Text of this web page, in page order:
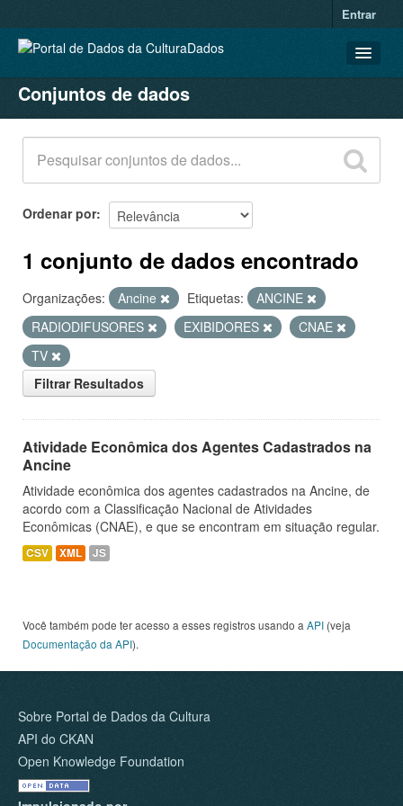
Entrar
CONJUNTOS DE DADOS
ORGANIZAÇÕES
GRUPOS
SOBRE
Conjuntos de dados
Ordenar por
1 conjunto de dados encontrado
Organizações: Ancine Etiquetas:
ANCINE
RADIODIFUSORES
EXIBIDORES
CNAE
TV
Filtrar Resultados
Atividade Econômica dos Agentes Cadastrados na
Ancine
Atividade econômica dos agentes cadastrados na Ancine, de
acordo com a Classificação Nacional de Atividades
Econômicas (CNAE), e que se encontram em situação regular.
CSV XML JS
Você também pode ter acesso a esses registros usando a API (veja
Documentação da API).
Sobre Portal de Dados da Cultura
API do CKAN
Open Knowledge Foundation